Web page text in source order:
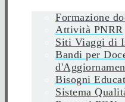
Formazione
Attività PNRR
Siti Viaggi di
Bandi per
Bisogni
Sistema